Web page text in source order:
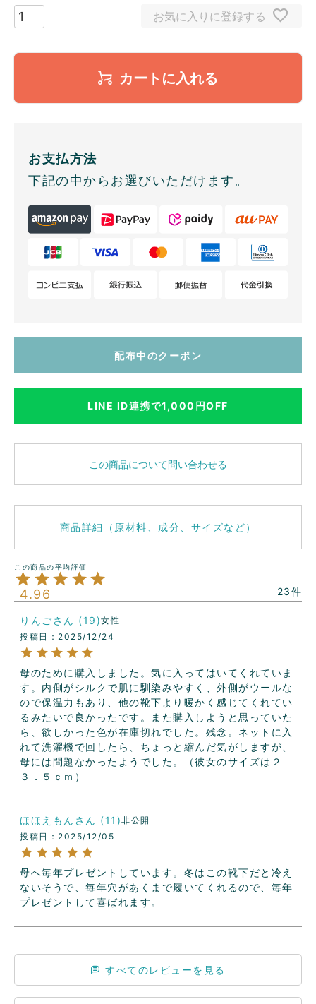
お気に入りに登録する
カートに入れる
お支払方法
下記の中からお選びいただけます。
配布中のクーポン
LINE ID連携で1,000円OFF
この商品について問い合わせる
商品詳細（原材料、成分、サイズなど）
4.96 23
りんご 19 女性
投稿日
2025/12/24
母のために購入しました。気に入ってはいてくれていま
す。内側がシルクで肌に馴染みやすく、外側がウールな
ので保温力もあり、他の靴下より暖かく感じてくれてい
るみたいで良かったです。また購入しようと思っていた
ら、欲しかった色が在庫切れでした。残念。ネットに入
れて洗濯機で回したら、ちょっと縮んだ気がしますが、
母には問題なかったようでした。（彼女のサイズは２
３．５ｃｍ）
ほほえもん 11
非公開
投稿日
2025/12/05
母へ毎年プレゼントしています。冬はこの靴下だと冷え
ないそうで、毎年穴があくまで履いてくれるので、毎年
プレゼントして喜ばれます。
すべてのレビューを見る